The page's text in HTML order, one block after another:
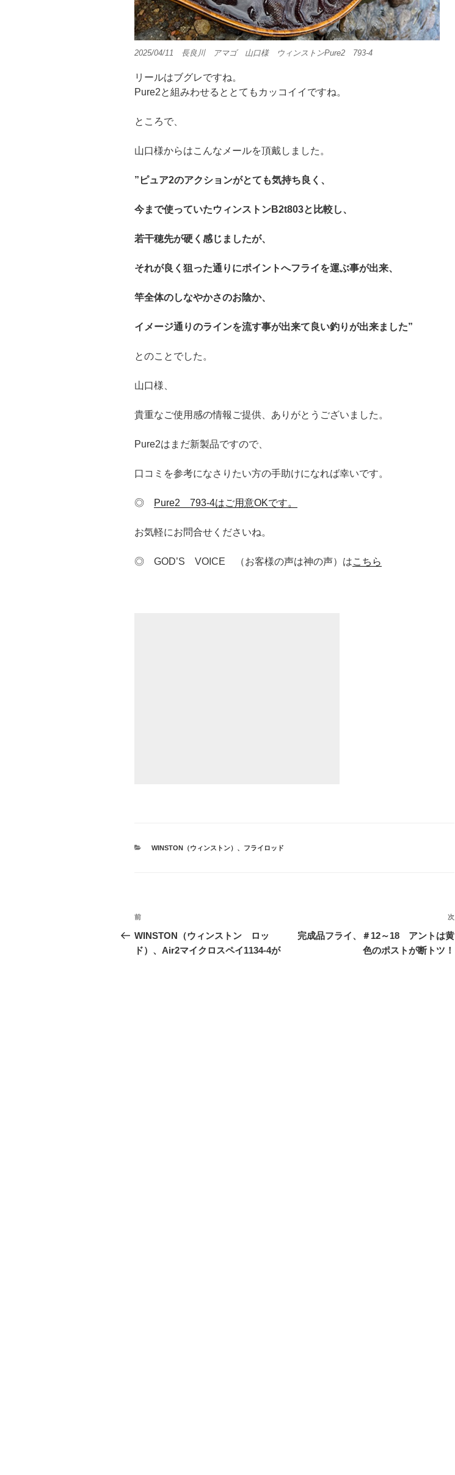
2025/04/11 長良川 アマゴ 山口様 ウィンストンPure2 793-4
リールはブグレですね。
Pure2と組みわせるととてもカッコイイですね。
ところで、
山口様からはこんなメールを頂戴しました。
”ピュア2のアクションがとても気持ち良く、
今まで使っていたウィンストンB2t803と比較し、
若干穂先が硬く感じましたが、
それが良く狙った通りにポイントへフライを運ぶ事が出来、
竿全体のしなやかさのお陰か、
イメージ通りのラインを流す事が出来て良い釣りが出来ました”
とのことでした。
山口様、
貴重なご使用感の情報ご提供、ありがとうございました。
Pure2はまだ新製品ですので、
口コミを参考になさりたい方の手助けになれば幸いです。
◎ Pure2 793-4はご用意OKです。
お気軽にお問合せくださいね。
◎ GOD’S VOICE （お客様の声は神の声）はこちら
カ
WINSTON（ウィンストン） 、 フライロッド
投
稿
ナ
前
の
投
前
WINSTON（ウィンストン ロッ
ド）、Air2マイクロスペイ1134-4が
次
完成品フライ、＃12～18 アントは黄
色のポストが断トツ！